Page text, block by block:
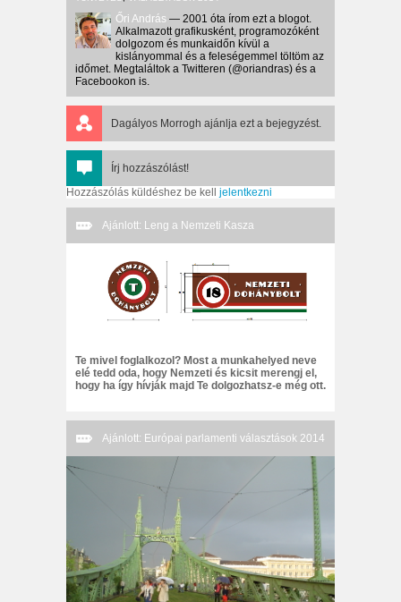
Őri András — 2001 óta írom ezt a blogot.
Alkalmazott grafikusként, programozóként
dolgozom és munkaidőn kívül a
kislányommal és a feleségemmel töltöm az
időmet. Megtaláltok a Twitteren (@oriandras) és a
Facebookon is.
Dagályos Morrogh ajánlja ezt a bejegyzést.
Írj hozzászólást!
Hozzászólás küldéshez be kell jelentkezni
Ajánlott: Leng a Nemzeti Kasza
Te mivel foglalkozol? Most a munkahelyed neve
elé tedd oda, hogy Nemzeti és kicsit merengj el,
hogy ha így hívják majd Te dolgozhatsz-e még ott.
Ajánlott: Európai parlamenti választások 2014